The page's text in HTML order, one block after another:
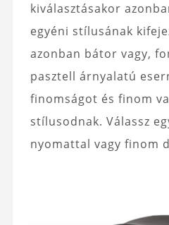
kiválasztásakor
egyéni stílusának
azonban bátor vagy,
pasztell árnyalatú
finomságot és finom
stílusodnak. Válassz
nyomattal vagy finom